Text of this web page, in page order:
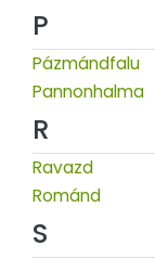
P
Pázmándfalu
Pannonhalma
R
Ravazd
Románd
S